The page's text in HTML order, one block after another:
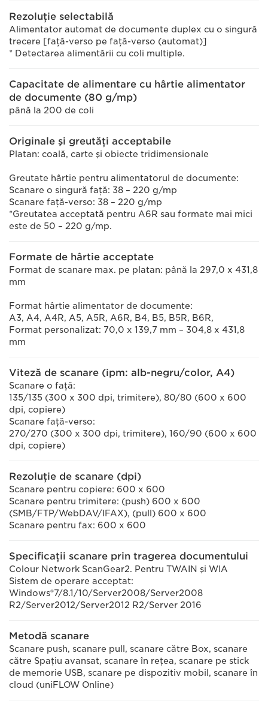
Rezoluţie selectabilă
Alimentator automat de documente duplex cu o singură
trecere [faţă-verso pe faţă-verso (automat)]
* Detectarea alimentării cu coli multiple.
Capacitate de alimentare cu hârtie alimentator
de documente (80 g/mp)
până la 200 de coli
Originale şi greutăţi acceptabile
Platan: coală, carte şi obiecte tridimensionale
Greutate hârtie pentru alimentatorul de documente:
Scanare o singură faţă: 38 – 220 g/mp
Scanare faţă-verso: 38 – 220 g/mp
*Greutatea acceptată pentru A6R sau formate mai mici
este de 50 – 220 g/mp.
Formate de hârtie acceptate
Format de scanare max. pe platan: până la 297,0 x 431,8
mm
Format hârtie alimentator de documente:
A3, A4, A4R, A5, A5R, A6R, B4, B5, B5R, B6R,
Format personalizat: 70,0 x 139,7 mm – 304,8 x 431,8
mm
Viteză de scanare (ipm: alb-negru/color, A4)
Scanare o faţă:
135/135 (300 x 300 dpi, trimitere), 80/80 (600 x 600
dpi, copiere)
Scanare faţă-verso:
270/270 (300 x 300 dpi, trimitere), 160/90 (600 x 600
dpi, copiere)
Rezoluţie de scanare (dpi)
Scanare pentru copiere: 600 x 600
Scanare pentru trimitere: (push) 600 x 600
(SMB/FTP/WebDAV/IFAX), (pull) 600 x 600
Scanare pentru fax: 600 x 600
Specificaţii scanare prin tragerea documentului
Colour Network ScanGear2. Pentru TWAIN şi WIA
Sistem de operare acceptat:
Windows®7/8.1/10/Server2008/Server2008
R2/Server2012/Server2012 R2/Server 2016
Metodă scanare
Scanare push, scanare pull, scanare către Box, scanare
către Spaţiu avansat, scanare în reţea, scanare pe stick
de memorie USB, scanare pe dispozitiv mobil, scanare în
cloud (uniFLOW Online)